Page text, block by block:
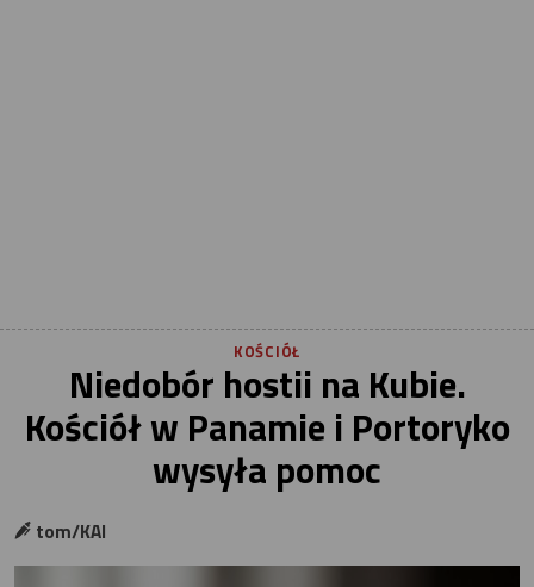
KOŚCIÓŁ
Niedobór hostii na Kubie.
Kościół w Panamie i Portoryko
wysyła pomoc
tom/KAI